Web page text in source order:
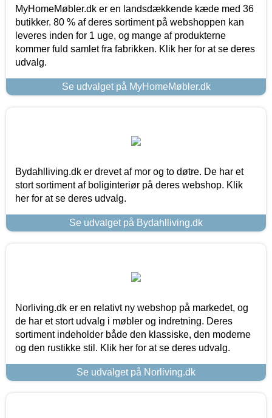
MyHomeMøbler.dk er en landsdækkende kæde med 36
butikker. 80 % af deres sortiment på webshoppen kan
leveres inden for 1 uge, og mange af produkterne
kommer fuld samlet fra fabrikken. Klik her for at se deres
udvalg.
Se udvalget på MyHomeMøbler.dk
Bydahlliving.dk er drevet af mor og to døtre. De har et
stort sortiment af boliginteriør på deres webshop. Klik
her for at se deres udvalg.
Se udvalget på Bydahlliving.dk
Norliving.dk er en relativt ny webshop på markedet, og
de har et stort udvalg i møbler og indretning. Deres
sortiment indeholder både den klassiske, den moderne
og den rustikke stil. Klik her for at se deres udvalg.
Se udvalget på Norliving.dk